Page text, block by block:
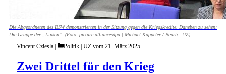
Die Abgeordneten des BSW demonstrierten in der Sitzung gegen die Kriegskredite. Daneben zu sehen:
Die Gruppe der „Linken“. (Foto: picture alliance/dpa | Michael Kappeler / Bearb.: UZ)
Zwei Drittel für den Krieg
Vincent Cziesla Categories
Politik | UZ vom 21. März 2025